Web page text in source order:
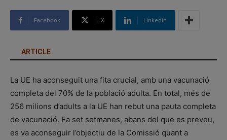
Facebook X Linkedin
ARTICLE
La UE ha aconseguit una fita crucial, amb una vacunació
completa del 70% de la població adulta. En total, més de
256 milions d’adults a la UE han rebut una pauta completa
de vacunació. Fa set setmanes, abans del que es preveu,
es va aconseguir l’objectiu de la Comissió quant a